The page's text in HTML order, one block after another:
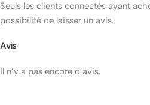
Avis
Il n’y a pas encore d’avis.
Seuls les clients connectés ayant
possibilité de laisser un avis.